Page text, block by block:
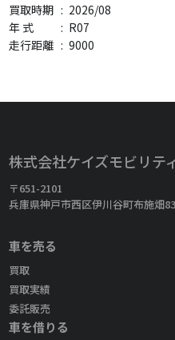
買取時期 : 2026/08
年 式
: R07
走行距離 : 9000
株式会社ケイズモビリテ
〒651-2101
兵庫県神戸市西区伊川谷町布施畑
車を売る
買取
買取実績
委託販売
車を借りる